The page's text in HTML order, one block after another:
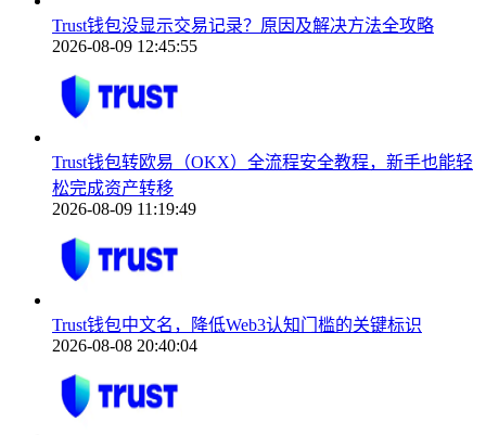
Trust钱包没显示交易记录？原因及解决方法全攻略
2026-08-09 12:45:55
Trust钱包转欧易（OKX）全流程安全教程，新手也能轻
松完成资产转移
2026-08-09 11:19:49
Trust钱包中文名，降低Web3认知门槛的关键标识
2026-08-08 20:40:04